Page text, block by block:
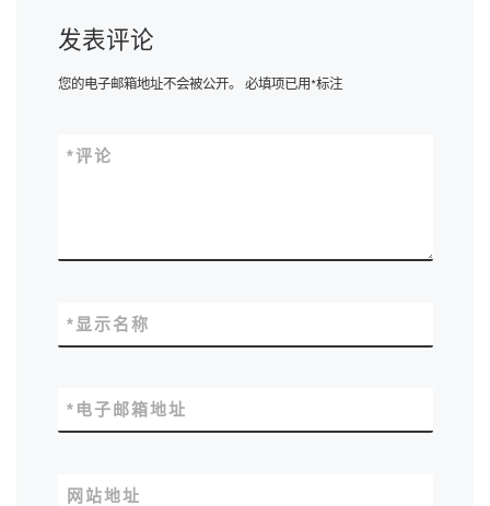
发表评论
您的电子邮箱地址不会被公开。 必填项已用*标注
评论
*
显示名称
*
电子邮箱地址
*
网站地址